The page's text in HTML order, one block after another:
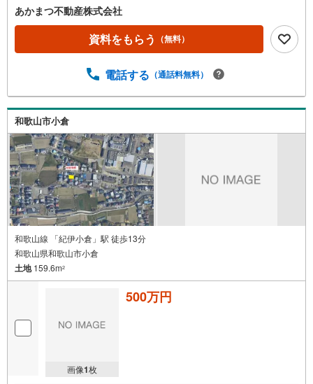
あかまつ不動産株式会社
資料をもらう （無料）
電話する （通話料無料）
和歌山市小倉
和歌山線 「紀伊小倉」駅 徒歩13分
和歌山県和歌山市小倉
土地159.6m2
画像1枚
500万円